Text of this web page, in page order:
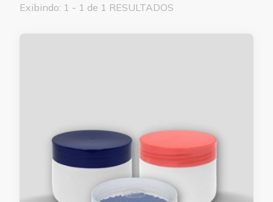
Exibindo: 1 - 1 de 1 RESULTADOS